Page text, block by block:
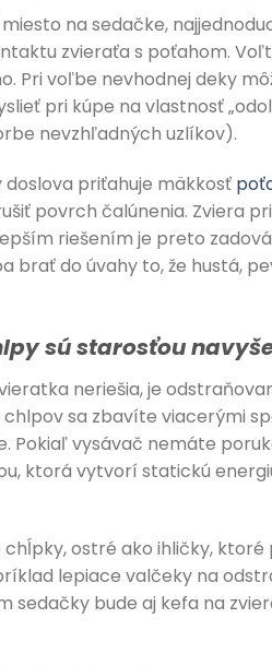
na sedačke,
zvieraťa s poťahom.
Pri voľbe nevhodnej deky
pri kúpe na vlastnosť
nevzhľadných uzlíkov).
priťahuje mäkkosť
povrch čalúnenia. Zviera
riešením je preto
brať do úvahy to, že hustá,
sú starosťou
neriešia, je
sa zbavíte viacerými
Pokiaľ vysávač nemáte
ktorá vytvorí statickú
ostré ako ihličky,
lepiace valčeky na
bude aj kefa na